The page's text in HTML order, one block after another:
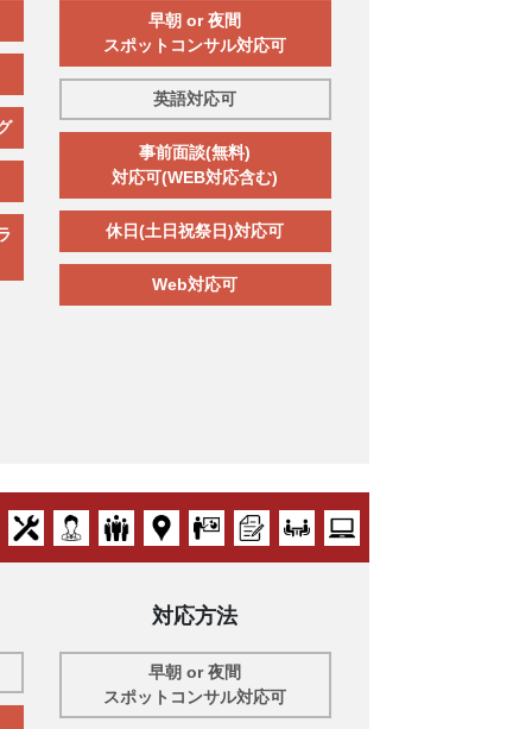
早朝 or 夜間
スポットコンサル対応可
英語対応可
事前面談(無料)
対応可(WEB対応含む)
休日(土日祝祭日)対応可
Web対応可
対応方法
早朝 or 夜間
スポットコンサル対応可